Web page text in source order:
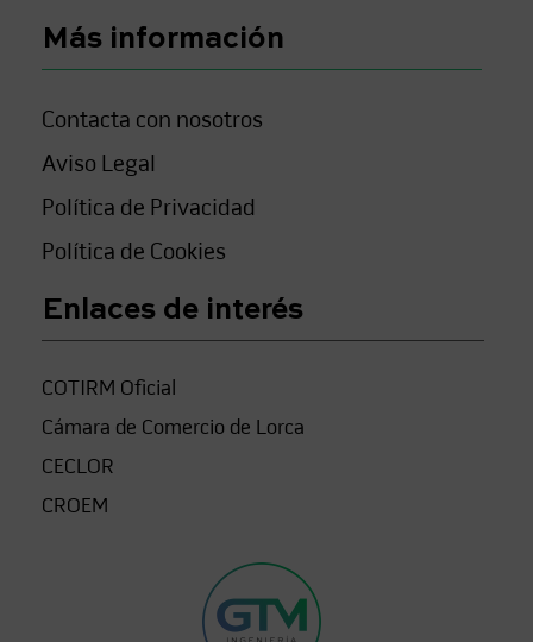
Más información
Contacta con nosotros
Aviso Legal
Política de Privacidad
Política de Cookies
Enlaces de interés
COTIRM Oficial
Cámara de Comercio de Lorca
CECLOR
CROEM